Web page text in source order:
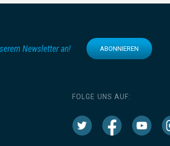
Newsletter an! ABONNIEREN
FOLGE UNS AUF: